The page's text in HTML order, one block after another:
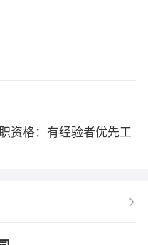
资格：有经验者优先工